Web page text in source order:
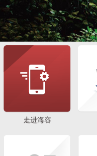
走进海容